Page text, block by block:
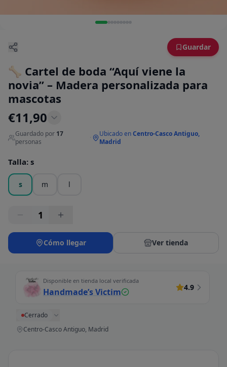
Guardar
🦴 Cartel de boda “Aquí viene la
novia” – Madera personalizada para
mascotas
€11,90
Guardado por 17
personas
Ubicado enCentro-Casco Antiguo,
Madrid
Talla: s
s m l
1
Cómo llegar Ver tienda
Disponible en tienda local verificada
Handmade’s Victim 4.9
Cerrado
Centro-Casco Antiguo, Madrid